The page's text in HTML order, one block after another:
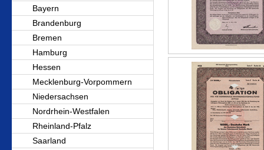
Bayern
Brandenburg
Bremen
Hamburg
Hessen
Mecklenburg-Vorpommern
Niedersachsen
Nordrhein-Westfalen
Rheinland-Pfalz
Saarland